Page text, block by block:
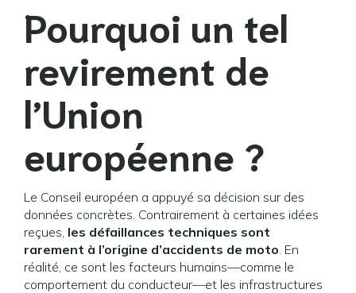
Pourquoi un tel
revirement de
l’Union
européenne ?
Le Conseil européen a appuyé sa décision sur des
données concrètes. Contrairement à certaines idées
reçues, les défaillances techniques sont
rarement à l’origine d’accidents de moto. En
réalité, ce sont les facteurs humains—comme le
comportement du conducteur—et les infrastructures